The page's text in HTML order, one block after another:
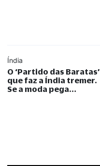
Índia
O ‘Partido das Baratas’
que faz a Índia tremer.
Se a moda pega…